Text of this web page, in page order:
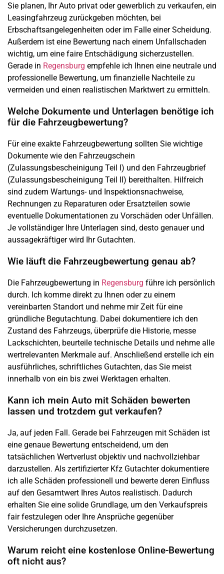
Sie planen, Ihr Auto privat oder gewerblich zu verkaufen, ein
Leasingfahrzeug zurückgeben möchten, bei
Erbschaftsangelegenheiten oder im Falle einer Scheidung.
Außerdem ist eine Bewertung nach einem Unfallschaden
wichtig, um eine faire Entschädigung sicherzustellen.
Gerade in Regensburg empfehle ich Ihnen eine neutrale und
professionelle Bewertung, um finanzielle Nachteile zu
vermeiden und einen realistischen Marktwert zu ermitteln.
Welche Dokumente und Unterlagen benötige ich
für die Fahrzeugbewertung?
Für eine exakte Fahrzeugbewertung sollten Sie wichtige
Dokumente wie den Fahrzeugschein
(Zulassungsbescheinigung Teil I) und den Fahrzeugbrief
(Zulassungsbescheinigung Teil II) bereithalten. Hilfreich
sind zudem Wartungs- und Inspektionsnachweise,
Rechnungen zu Reparaturen oder Ersatzteilen sowie
eventuelle Dokumentationen zu Vorschäden oder Unfällen.
Je vollständiger Ihre Unterlagen sind, desto genauer und
aussagekräftiger wird Ihr Gutachten.
Wie läuft die Fahrzeugbewertung genau ab?
Die Fahrzeugbewertung in Regensburg führe ich persönlich
durch. Ich komme direkt zu Ihnen oder zu einem
vereinbarten Standort und nehme mir Zeit für eine
gründliche Begutachtung. Dabei dokumentiere ich den
Zustand des Fahrzeugs, überprüfe die Historie, messe
Lackschichten, beurteile technische Details und nehme alle
wertrelevanten Merkmale auf. Anschließend erstelle ich ein
ausführliches, schriftliches Gutachten, das Sie meist
innerhalb von ein bis zwei Werktagen erhalten.
Kann ich mein Auto mit Schäden bewerten
lassen und trotzdem gut verkaufen?
Ja, auf jeden Fall. Gerade bei Fahrzeugen mit Schäden ist
eine genaue Bewertung entscheidend, um den
tatsächlichen Wertverlust objektiv und nachvollziehbar
darzustellen. Als zertifizierter Kfz Gutachter dokumentiere
ich alle Schäden professionell und bewerte deren Einfluss
auf den Gesamtwert Ihres Autos realistisch. Dadurch
erhalten Sie eine solide Grundlage, um den Verkaufspreis
fair festzulegen oder Ihre Ansprüche gegenüber
Versicherungen durchzusetzen.
Warum reicht eine kostenlose Online-Bewertung
oft nicht aus?